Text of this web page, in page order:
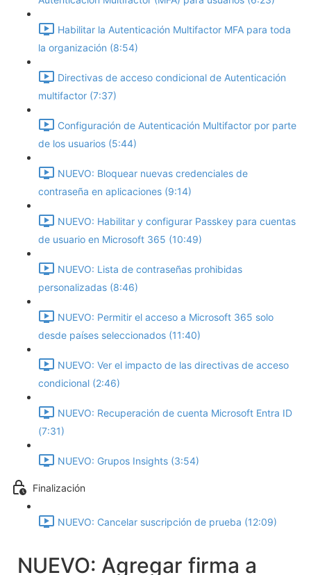
Habilitar la Autenticación Multifactor MFA para toda
la organización (8:54)
Directivas de acceso condicional de Autenticación
multifactor (7:37)
Configuración de Autenticación Multifactor por parte
de los usuarios (5:44)
NUEVO: Bloquear nuevas credenciales de
contraseña en aplicaciones (9:14)
NUEVO: Habilitar y configurar Passkey para cuentas
de usuario en Microsoft 365 (10:49)
NUEVO: Lista de contraseñas prohibidas
personalizadas (8:46)
NUEVO: Permitir el acceso a Microsoft 365 solo
desde países seleccionados (11:40)
NUEVO: Ver el impacto de las directivas de acceso
condicional (2:46)
NUEVO: Recuperación de cuenta Microsoft Entra ID
(7:31)
NUEVO: Grupos Insights (3:54)
Finalización
NUEVO: Cancelar suscripción de prueba (12:09)
NUEVO: Agregar firma a